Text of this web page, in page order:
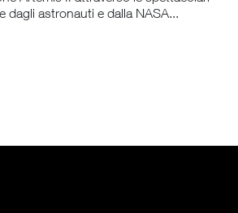
dagli astronauti e dalla NASA...